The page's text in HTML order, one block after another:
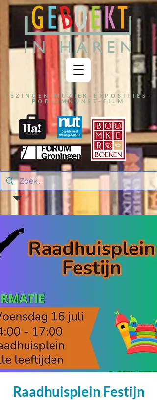
LEZINGEN-MUZIEK-EXPOSITIES-
PODIUMKUNST-FILM
Raadhuisplein Festijn